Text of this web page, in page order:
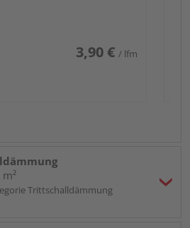
3,90 € / lfm
Trittschalldämmung